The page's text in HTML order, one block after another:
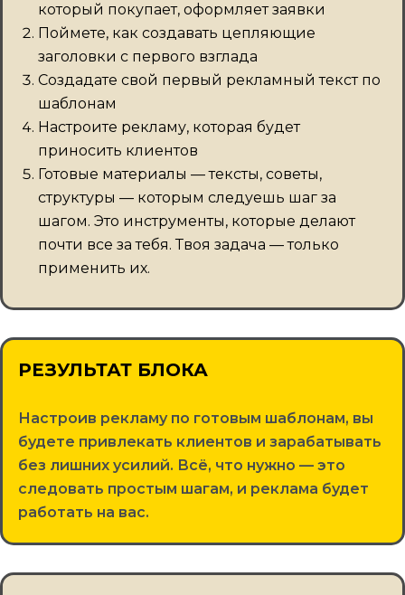
который покупает, оформляет заявки
Поймете, как создавать цепляющие
заголовки с первого взглада
Создадате свой первый рекламный текст по
шаблонам
Настроите рекламу, которая будет
приносить клиентов
Готовые материалы — тексты, советы,
структуры — которым следуешь шаг за
шагом. Это инструменты, которые делают
почти все за тебя. Твоя задача — только
применить их.
РЕЗУЛЬТАТ БЛОКА
Настроив рекламу по готовым шаблонам, вы
будете привлекать клиентов и зарабатывать
без лишних усилий. Всё, что нужно — это
следовать простым шагам, и реклама будет
работать на вас.